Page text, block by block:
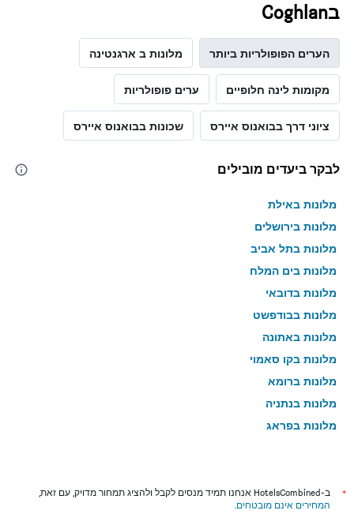
בCoghlan
הערים הפופולריות ביותר מלונות ב ארגנטינה
מקומות לינה חלופיים ערים פופולריות
ציוני דרך בבואנוס איירס שכונות בבואנוס איירס
לבקר ביעדים מובילים
מלונות באילת
מלונות בירושלים
מלונות בתל אביב
מלונות בים המלח
מלונות בדובאי
מלונות בבודפשט
מלונות באתונה
מלונות בקו סאמוי
מלונות ברומא
מלונות בנתניה
מלונות בפראג
מלונות בניו יורק
*
ב-HotelsCombined אנחנו תמיד מנסים לקבל ולהציג תמחור מדויק, עם זאת,
המחירים אינם מובטחים.